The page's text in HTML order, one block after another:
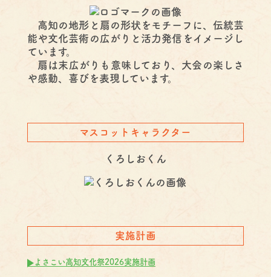
高知の地形と扇の形状をモチーフに、伝統芸
能や文化芸術の広がりと活力発信をイメージし
ています。
扇は末広がりも意味しており、大会の楽しさ
や感動、喜びを表現しています。
マスコットキャラクター
くろしおくん
実施計画
よさこい高知文化祭2026実施計画